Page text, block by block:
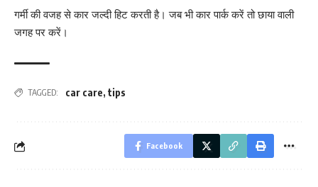
गर्मी की वजह से कार जल्दी हिट करती है। जब भी कार पार्क करें तो छाया वाली
जगह पर करें।
TAGGED: car care, tips
Facebook